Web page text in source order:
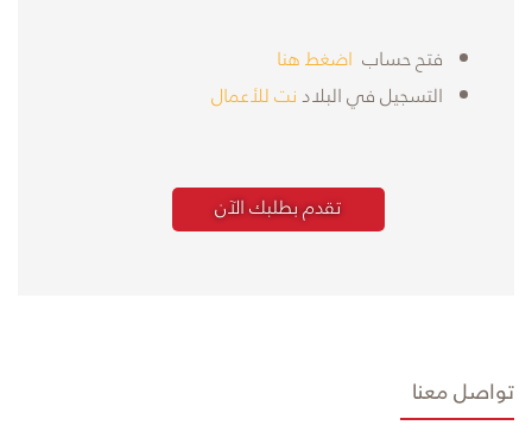
فتح حساب اضغط هنا
التسجيل في البلادنت للأعمال
تقدم بطلبك الآن
تواصل معنا